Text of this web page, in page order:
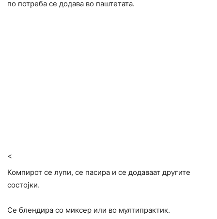
по потреба се додава во паштетата.
<
Компирот се лупи, се пасира и се додаваат другите
состојки.
Се блендира со миксер или во мултипрактик.